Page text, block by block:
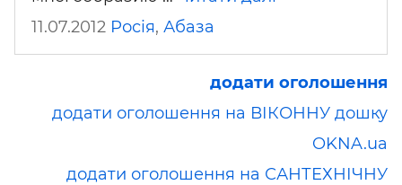
11.07.2012 Росія, Абаза
додати оголошення
додати оголошення на ВІКОННУ дошку
OKNA.ua
додати оголошення на САНТЕХНІЧНУ